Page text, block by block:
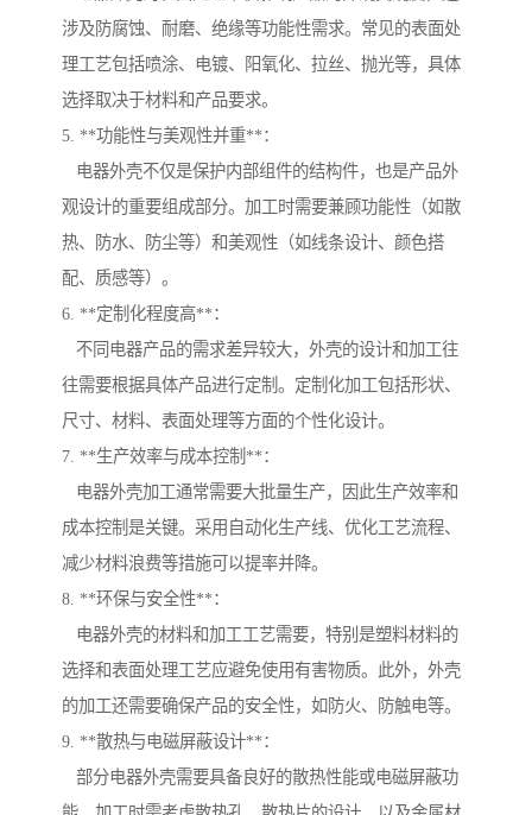
涉及防腐蚀、耐磨、绝缘等功能性需求。常见的表面处
理工艺包括喷涂、电镀、阳氧化、拉丝、抛光等，具体
选择取决于材料和产品要求。
5. **功能性与美观性并重**：
电器外壳不仅是保护内部组件的结构件，也是产品外
观设计的重要组成部分。加工时需要兼顾功能性（如散
热、防水、防尘等）和美观性（如线条设计、颜色搭
配、质感等）。
6. **定制化程度高**：
不同电器产品的需求差异较大，外壳的设计和加工往
往需要根据具体产品进行定制。定制化加工包括形状、
尺寸、材料、表面处理等方面的个性化设计。
7. **生产效率与成本控制**：
电器外壳加工通常需要大批量生产，因此生产效率和
成本控制是关键。采用自动化生产线、优化工艺流程、
减少材料浪费等措施可以提率并降。
8. **环保与安全性**：
电器外壳的材料和加工工艺需要，特别是塑料材料的
选择和表面处理工艺应避免使用有害物质。此外，外壳
的加工还需要确保产品的安全性，如防火、防触电等。
9. **散热与电磁屏蔽设计**：
部分电器外壳需要具备良好的散热性能或电磁屏蔽功